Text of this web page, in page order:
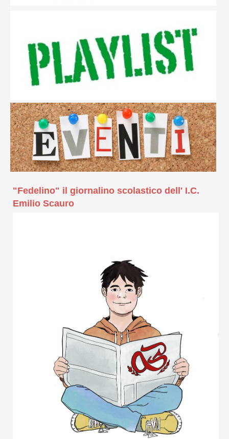
"Fedelino" il giornalino scolastico dell' I.C.
Emilio Scauro